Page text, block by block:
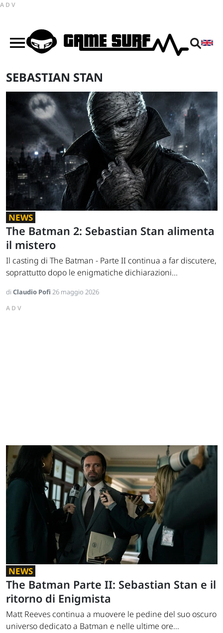
ADV
SEBASTIAN STAN
NEWS
The Batman 2: Sebastian Stan alimenta
il mistero
Il casting di The Batman - Parte II continua a far discutere,
soprattutto dopo le enigmatiche dichiarazioni...
di Claudio Pofi 26 maggio 2026
ADV
NEWS
The Batman Parte II: Sebastian Stan e il
ritorno di Enigmista
Matt Reeves continua a muovere le pedine del suo oscuro
universo dedicato a Batman e nelle ultime ore...